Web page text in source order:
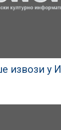
извози у